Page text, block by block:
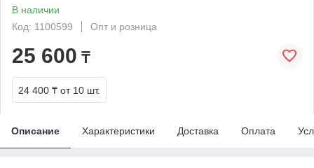
В наличии
Код: 1100599
Опт и розница
25 600 ₸
24 400 ₸ от 10 шт.
Описание Характеристики Доставка Оплата